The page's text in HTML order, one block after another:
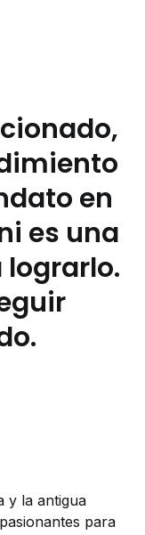
en
es una
y la antigua
para